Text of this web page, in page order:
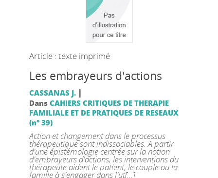
Article : texte imprimé
Les embrayeurs d'actions
CASSANAS J. |
Dans CAHIERS CRITIQUES DE THERAPIE
FAMILIALE ET DE PRATIQUES DE RESEAUX
(n° 39)
Action et changement dans le processus
thérapeutique sont indissociables. A partir
d'une épistémologie centrée sur la notion
d'embrayeurs d'actions, les interventions du
thérapeute aident le patient, le couple ou la
famille à s'engager dans l'ut[...]